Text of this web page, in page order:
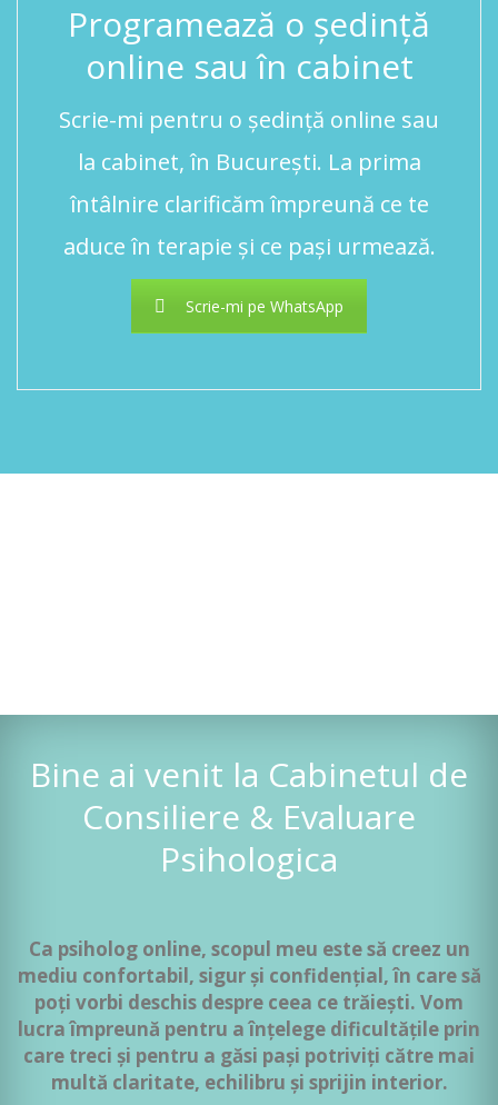
Programează o ședință
online sau în cabinet
Scrie-mi pentru o ședință online sau
la cabinet, în București. La prima
întâlnire clarificăm împreună ce te
aduce în terapie și ce pași urmează.
Scrie-mi pe WhatsApp
Bine ai venit la Cabinetul de
Consiliere & Evaluare
Psihologica
Ca psiholog online, scopul meu este să creez un
mediu confortabil, sigur și confidențial, în care să
poți vorbi deschis despre ceea ce trăiești. Vom
lucra împreună pentru a înțelege dificultățile prin
care treci și pentru a găsi pași potriviți către mai
multă claritate, echilibru și sprijin interior.